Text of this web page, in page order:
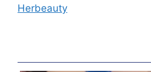
Herbeauty